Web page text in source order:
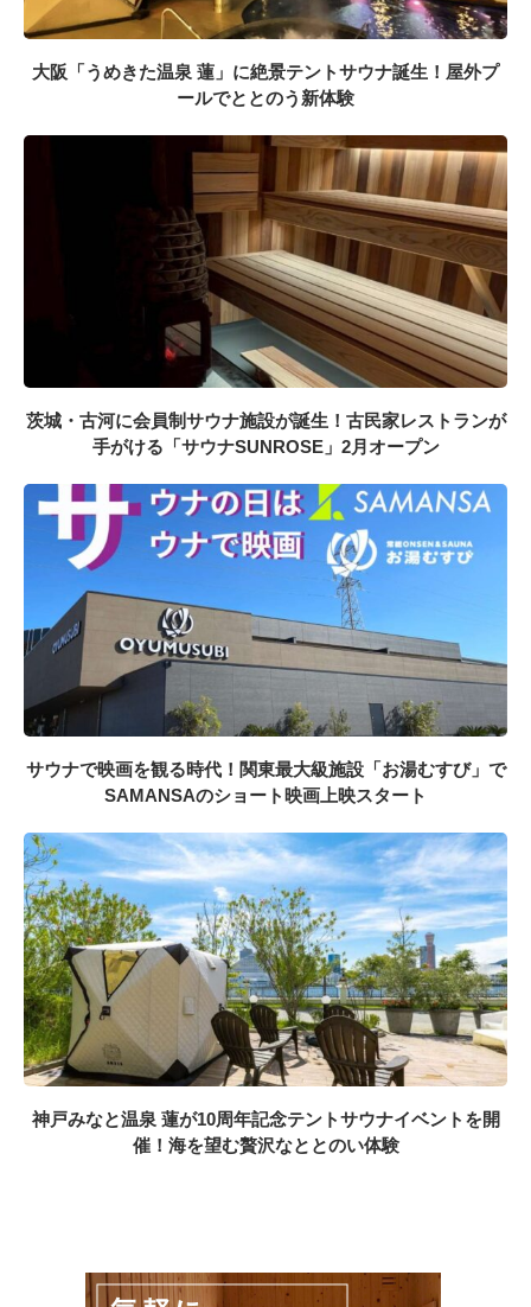
大阪「うめきた温泉 蓮」に絶景テントサウナ誕生！屋外プ
ールでととのう新体験
茨城・古河に会員制サウナ施設が誕生！古民家レストランが
手がける「サウナSUNROSE」2月オープン
サウナで映画を観る時代！関東最大級施設「お湯むすび」で
SAMANSAのショート映画上映スタート
神戸みなと温泉 蓮が10周年記念テントサウナイベントを開
催！海を望む贅沢なととのい体験